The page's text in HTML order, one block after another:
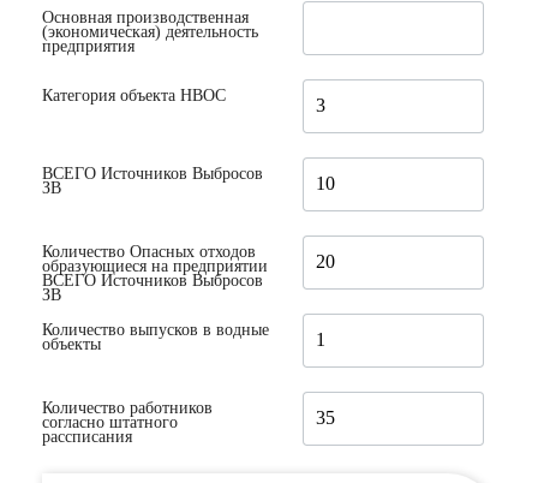
Основная производственная
(экономическая) деятельность
предприятия
Категория объекта НВОС
ВСЕГО Источников Выбросов
ЗВ
Количество Опасных отходов
образующиеся на предприятии
ВСЕГО Источников Выбросов
ЗВ
Количество выпусков в водные
объекты
Количество работников
согласно штатного
рассписания